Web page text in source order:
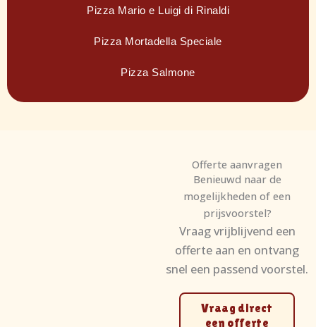
Pizza Mario e Luigi di Rinaldi
Pizza Mortadella Speciale
Pizza Salmone
Offerte aanvragen
Benieuwd naar de
mogelijkheden of een
prijsvoorstel?
Vraag vrijblijvend een
offerte aan en ontvang
snel een passend voorstel.
Vraag direct
een offerte